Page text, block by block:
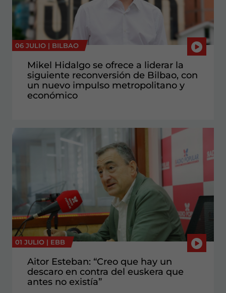
06 JULIO | BILBAO
Mikel Hidalgo se ofrece a liderar la
siguiente reconversión de Bilbao, con
un nuevo impulso metropolitano y
económico
01 JULIO | EBB
Aitor Esteban: “Creo que hay un
descaro en contra del euskera que
antes no existía”